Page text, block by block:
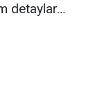
detaylar…